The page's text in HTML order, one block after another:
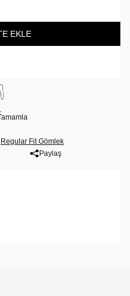
EKLE
Regular Fit Gömlek
Paylaş